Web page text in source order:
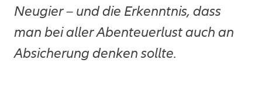
Neugier – und die Erkenntnis, dass
man bei aller Abenteuerlust auch an
Absicherung denken sollte.